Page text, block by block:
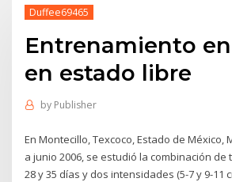
Duffee69465
Entrenamiento
en estado libre
by Publisher
En Montecillo, Texcoco, Estado de México,
a junio 2006, se estudió la combinación de
28 y 35 días y dos intensidades (5-7 y 9-11